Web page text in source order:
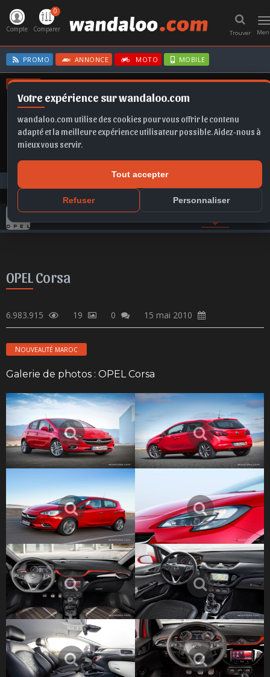
Votre expérience sur wandaloo.com
wandaloo.com utilise des cookies pour vous offrir le contenu
adapté et la meilleure expérience utilisateur possible. Aidez-nous à
mieux vous servir.
Tout accepter
Refuser Personnaliser
Trouver
Compte
0
Comparer
PROMO ANNONCE MOTO MOBILE
OFFRES
B10
Corsa OPEL Corsa
GAMME OPEL COMPARER VIDEO PHOTO ACTU
OPEL Corsa
6.983.915 19 0 15 mai 2010
NOUVEAUTÉ MAROC
Galerie de photos : OPEL Corsa